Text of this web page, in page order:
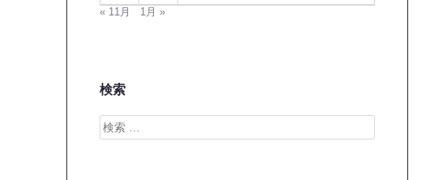
« 11月
1月 »
検索
検
索